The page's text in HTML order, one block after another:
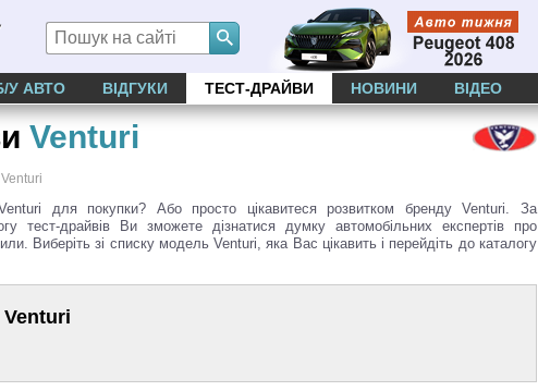
У АВТО ВІДГУКИ ТЕСТ-ДРАЙВИ НОВИНИ ВІДЕО
Venturi
Venturi
для покупки? Або просто цікавитеся розвитком бренду Venturi. За
тест-драйвів Ви зможете дізнатися думку автомобільних експертів про
Виберіть зі списку модель Venturi, яка Вас цікавить і перейдіть до каталогу